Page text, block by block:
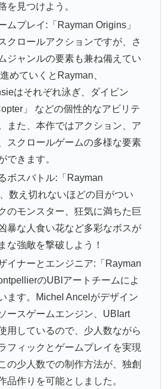
を見つけよう。
ムプレイ:「Rayman Origins」
クロールアクションですが、さ
ジャンルの要素も兼ね備えてい
めていくとRayman、
はそれぞれ泳ぎ、ダイビン
」 などの個性的なアビリテ
また、本作ではアクション、ア
スクロールゲームの多様な要素
できます。
ボスバトル:「Rayman
数え切れないほどの目がつい
のモンスター、狂気に満ちた巨
暴な人食い花など多彩なボスが
な強敵を撃破しよう！
イナーとエンジニア:「Rayman
のUBIアートチームによ
ます。Michel Ancelがデザイン
ースゲームエンジン、UBIart
用しているので、少人数ながら
フィックとゲームプレイを実現
の少人数での制作方法が、独創
品作りを可能としました。